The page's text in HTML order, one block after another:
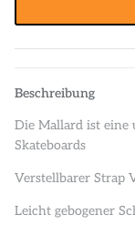
Beschreibung
Die Mallard ist eine
Skateboards
Verstellbarer Strap
Leicht gebogener